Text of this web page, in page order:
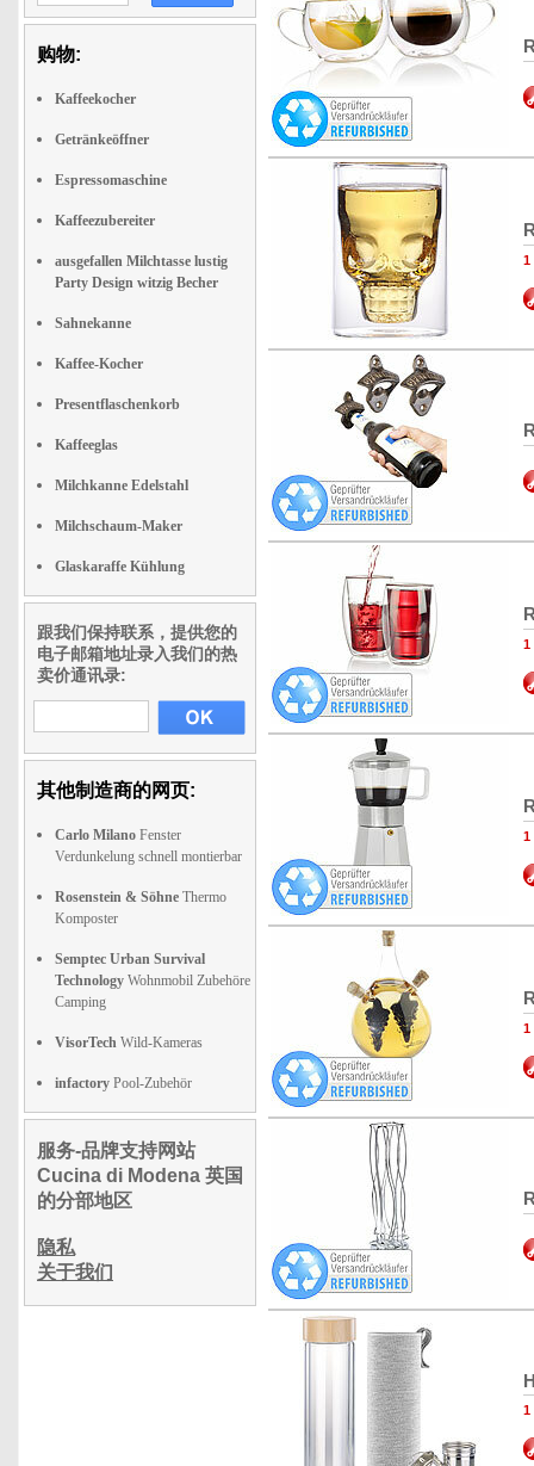
购物:
Kaffeekocher
Getränkeöffner
Espressomaschine
Kaffeezubereiter
ausgefallen Milchtasse lustig
Party Design witzig Becher
Sahnekanne
Kaffee-Kocher
Presentflaschenkorb
Kaffeeglas
Milchkanne Edelstahl
Milchschaum-Maker
Glaskaraffe Kühlung
跟我们保持联系，提供您的
电子邮箱地址录入我们的热
卖价通讯录:
其他制造商的网页:
Carlo Milano Fenster
Verdunkelung schnell montierbar
Rosenstein & Söhne Thermo
Komposter
Semptec Urban Survival
Technology Wohnmobil Zubehöre
Camping
VisorTech Wild-Kameras
infactory Pool-Zubehör
服务-品牌支持网站
Cucina di Modena 英国
的分部地区
隐私
关于我们
1
1
1
1
1